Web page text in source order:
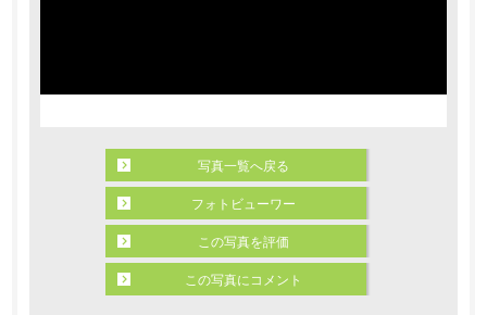
写真一覧へ戻る
フォトビューワー
この写真を評価
この写真にコメント